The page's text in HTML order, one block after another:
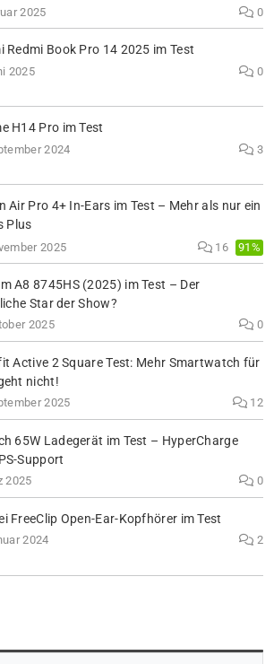
2025 0
Redmi Book Pro 14 2025 im Test
2025 0
H14 Pro im Test
2024 3
Air Pro 4+ In-Ears im Test – Mehr als nur ein
Plus
2025 16 91%
A8 8745HS (2025) im Test – Der
Star der Show?
2025 0
Active 2 Square Test: Mehr Smartwatch für
nicht!
2025 12
65W Ladegerät im Test – HyperCharge
Support
2025 0
FreeClip Open-Ear-Kopfhörer im Test
2024 2